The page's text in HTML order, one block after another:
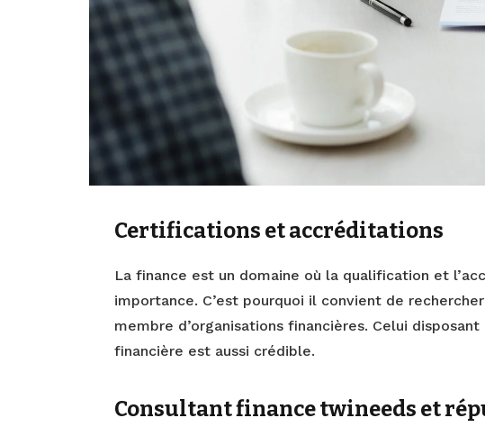
Certifications et accréditations
La finance est un domaine où la qualification et
importance. C’est pourquoi il convient de
membre d’organisations financières. Celui
financière est aussi crédible.
Consultant finance twineeds et